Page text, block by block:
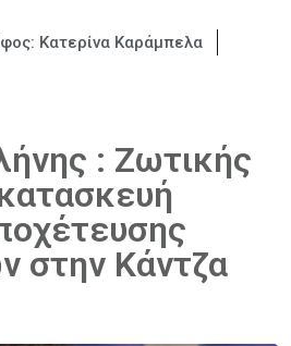
Κατερίνα Καράμπελα
: Ζωτικής
στην Κάντζα